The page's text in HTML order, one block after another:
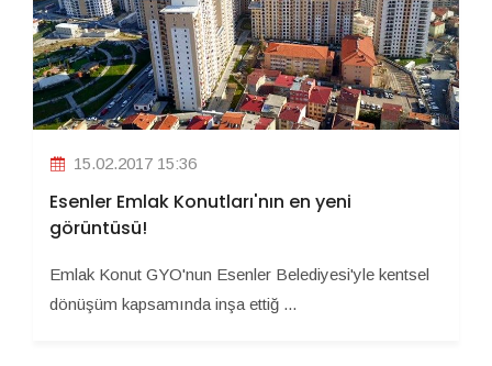
15.02.2017 15:36
Esenler Emlak Konutları'nın en yeni
görüntüsü!
Emlak Konut GYO'nun Esenler Belediyesi'yle kentsel
dönüşüm kapsamında inşa ettiğ ...